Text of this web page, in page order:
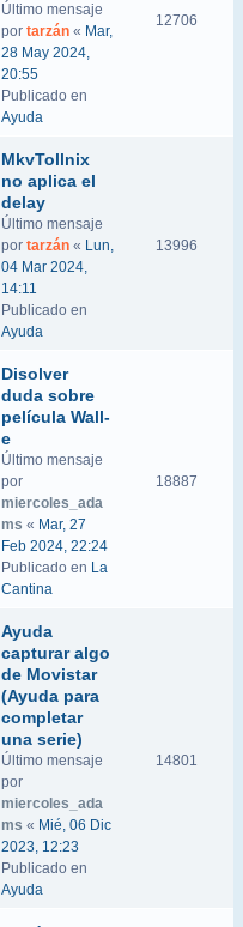
Último mensaje
por tarzán « Mar,
28 May 2024,
20:55
Publicado en
Ayuda
12706
MkvTollnix
no aplica el
delay
Último mensaje
por tarzán « Lun,
04 Mar 2024,
14:11
Publicado en
Ayuda
13996
Disolver
duda sobre
película Wall-
e
Último mensaje
por
miercoles_ada
ms « Mar, 27
Feb 2024, 22:24
Publicado en La
Cantina
18887
Ayuda
capturar algo
de Movistar
(Ayuda para
completar
una serie)
Último mensaje
por
miercoles_ada
ms « Mié, 06 Dic
2023, 12:23
Publicado en
Ayuda
14801